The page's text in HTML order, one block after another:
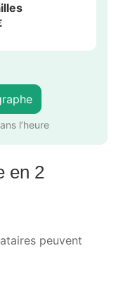
l’heure
en 2
peuvent